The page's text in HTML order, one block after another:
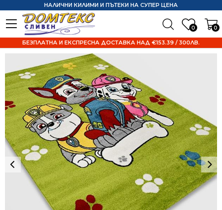
0 0
НАЛИЧНИ КИЛИМИ И ПЪТЕКИ НА СУПЕР ЦЕНА
БЕЗПЛАТНА И ЕКСПРЕСНА ДОСТАВКА НАД €153.39 / 300ЛВ.